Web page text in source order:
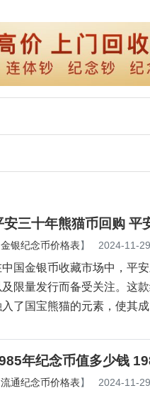
安三十年熊猫币回购 平
金银纪念币价格表】 2024-11-
中国金银币收藏市场中，平
及限量发行而备受关注。这
入了国宝熊猫的元素，使其成
年纪念币值多少钱
流通纪念币价格表】 2024-11-